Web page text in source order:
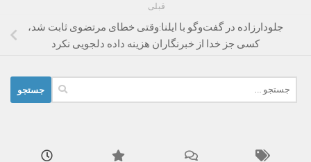
قبلی
جلودارزاده در گفت‌وگو با ایلنا:وقتی خطای مرتضوی ثابت شد،
کسی جز خدا از خبرنگاران هزینه داده دلجویی نکرد
برای: